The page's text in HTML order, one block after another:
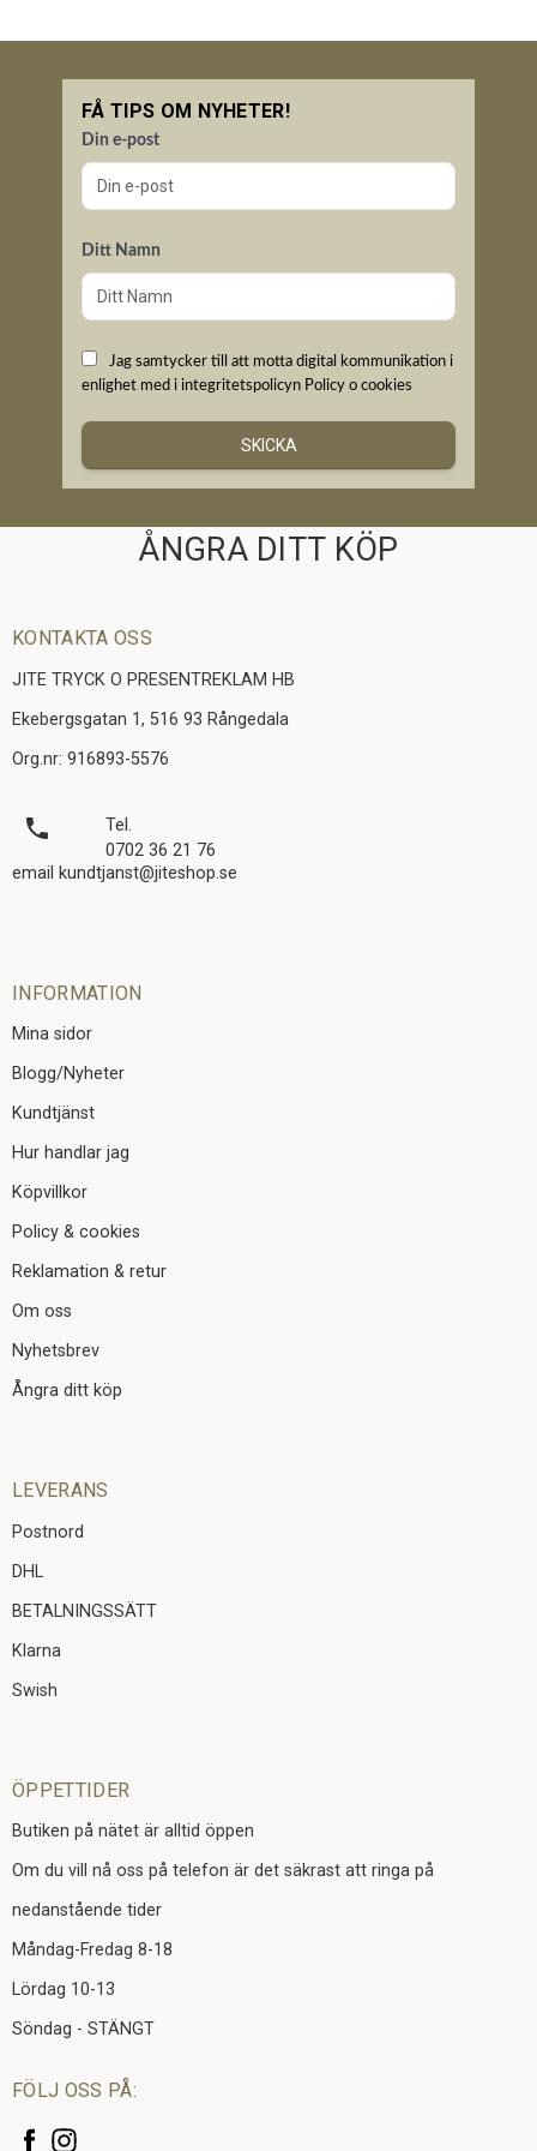
FÅ TIPS OM NYHETER!
Din e-post
Ditt Namn
Jag samtycker till att motta digital kommunikation i
enlighet med i integritetspolicyn Policy o cookies
SKICKA
ÅNGRA DITT KÖP
KONTAKTA OSS
JITE TRYCK O PRESENTREKLAM HB
Ekebergsgatan 1, 516 93 Rångedala
Org.nr: 916893-5576
local_phone
Tel.
0702 36 21 76
email kundtjanst@jiteshop.se
INFORMATION
Mina sidor
Blogg/Nyheter
Kundtjänst
Hur handlar jag
Köpvillkor
Policy & cookies
Reklamation & retur
Om oss
Nyhetsbrev
Ångra ditt köp
LEVERANS
Postnord
DHL
BETALNINGSSÄTT
Klarna
Swish
ÖPPETTIDER
Butiken på nätet är alltid öppen
Om du vill nå oss på telefon är det säkrast att ringa på
nedanstående tider
Måndag-Fredag 8-18
Lördag 10-13
Söndag - STÄNGT
FÖLJ OSS PÅ: